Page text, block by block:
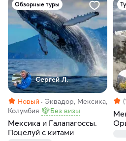
Обзорные туры
Сергей Л.
Новый
Эквадор, Мексика,
Колумбия
Без визы
Мексика и Галапагоссы.
Поцелуй с китами